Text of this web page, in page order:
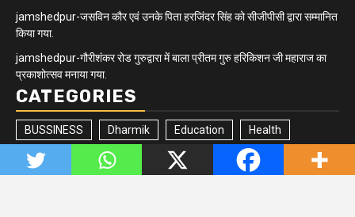
jamshedpur-जसविन कौर एवं उनके पिता हरजिंदर सिंह को सीजीपीसी द्वारा सम्मानित
किया गया.
jamshedpur-गौरीशंकर रोड गुरुद्वारा में बाला प्रीतम गुरु हरिकिशन जी महाराज का
प्रकाशोत्सव मनाया गया.
CATEGORIES
BUSSINESS Dharmik Education Health
Jharkhand/Bihar Matrimonial Minority